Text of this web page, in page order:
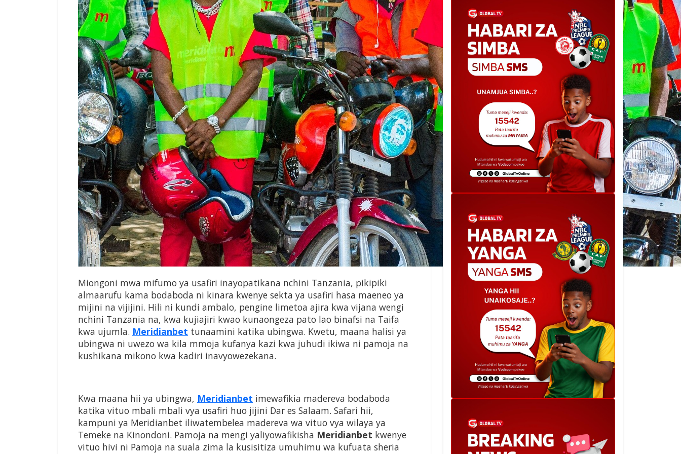
Miongoni mwa mifumo ya usafiri inayopatikana nchini Tanzania, pikipiki
almaarufu kama bodaboda ni kinara kwenye sekta ya usafiri hasa maeneo ya
mijini na vijijini. Hili ni kundi ambalo, pengine limetoa ajira kwa vijana wengi
nchini Tanzania na, kwa kujiajiri kwao kunaongeza pato lao binafsi na Taifa
kwa ujumla. Meridianbet tunaamini katika ubingwa. Kwetu, maana halisi ya
ubingwa ni uwezo wa kila mmoja kufanya kazi kwa juhudi ikiwa ni pamoja na
kushikana mikono kwa kadiri inavyowezekana.
Kwa maana hii ya ubingwa, Meridianbet imewafikia madereva bodaboda
katika vituo mbali mbali vya usafiri huo jijini Dar es Salaam. Safari hii,
kampuni ya Meridianbet iliwatembelea madereva wa vituo vya wilaya ya
Temeke na Kinondoni. Pamoja na mengi yaliyowafikisha Meridianbet kwenye
vituo hivi ni Pamoja na suala zima la kusisitiza umuhimu wa kufuata sheria